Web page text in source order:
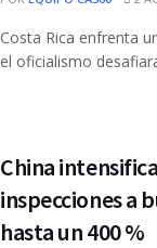
Costa Rica enfrenta
el oficialismo
China
inspecciones a
hasta un 400 %